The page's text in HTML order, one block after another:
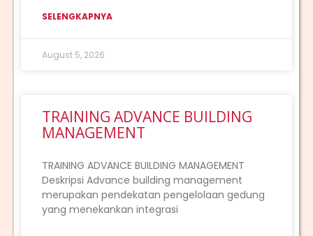
SELENGKAPNYA
August 5, 2026
TRAINING ADVANCE BUILDING
MANAGEMENT
TRAINING ADVANCE BUILDING MANAGEMENT
Deskripsi Advance building management
merupakan pendekatan pengelolaan gedung
yang menekankan integrasi